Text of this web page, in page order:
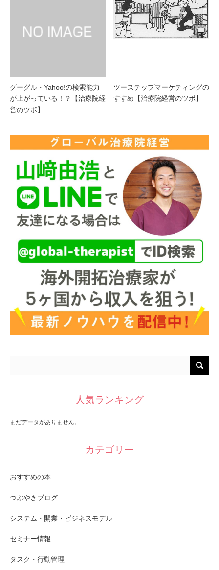
グーグル・Yahoo!の検索能力
が上がっている！？【治療院経
営のツボ】…
ツーステップマーケティングの
すすめ【治療院経営のツボ】
人気ランキング
まだデータがありません。
カテゴリー
おすすめの本
つぶやきブログ
システム・開業・ビジネスモデル
セミナー情報
タスク・行動管理